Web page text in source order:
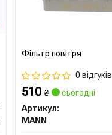
Фільтр повітря
0 відгуків
510 ₴
сьогодні
Артикул:
MANN